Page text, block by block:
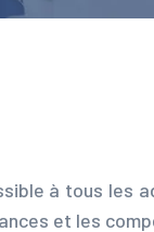
à tous les
et les